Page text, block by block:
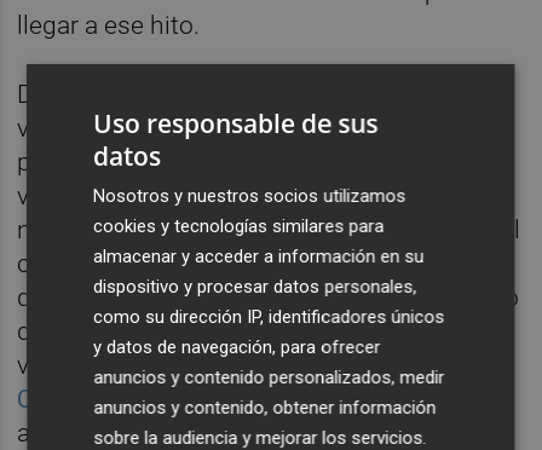
llegar a ese hito.
De ahí que desde el sector se haya alzado la
voz para exigir la salida "urgente" de los
proyectos en tramitación para coger
velocidad. Especialmente porque la región
necesita soberanía energética y, por ahora, el
cierre de Cofrentes es una realidad, a no ser
que se alargue la vida útil de la central, como
defiende en este momento el gobierno
valenciano y entidades empresariales como
Cámara Valencia. En cualquier caso, y
aunque se produjera ese escenario, desde
Uso responsable de sus
datos
Nosotros y nuestros socios utilizamos
cookies y tecnologías similares para
almacenar y acceder a información en su
dispositivo y procesar datos personales,
como su dirección IP, identificadores únicos
y datos de navegación, para ofrecer
anuncios y contenido personalizados, medir
anuncios y contenido, obtener información
sobre la audiencia y mejorar los servicios.